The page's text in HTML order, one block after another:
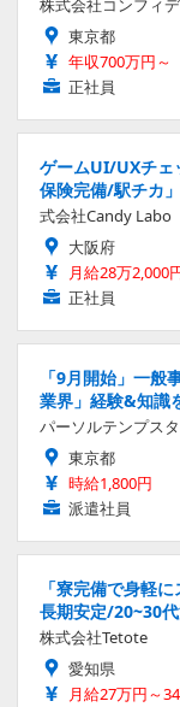
株式会社コンフィ
東京都
年収700万円～
正社員
ゲームUI/UXチェ
保険完備/駅チカ
式会社Candy Labo
大阪府
月給28万2,000
正社員
「9月開始」一
業界」経験&知識
パーソルテンプス
東京都
時給1,800円
派遣社員
「寮完備で身軽
長期安定/20~30
株式会社Tetote
愛知県
月給27万円～